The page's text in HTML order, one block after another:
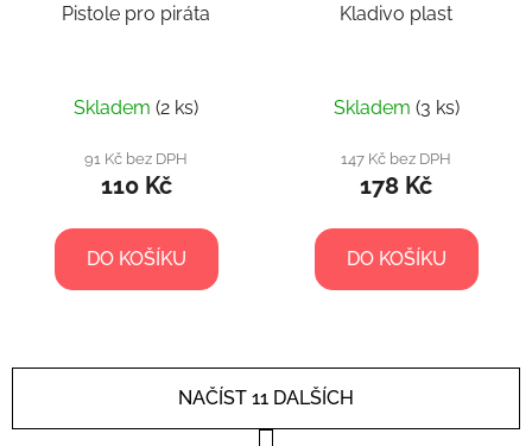
Pistole pro piráta
hodnocení
produktu
je
z
Skladem (2 ks)
91 Kč bez DPH
110 Kč
DO KOŠÍKU
Kladivo plast
Skladem (3 ks)
147 Kč bez DPH
178 Kč
DO KOŠÍKU
NAČÍST 11 DALŠÍCH